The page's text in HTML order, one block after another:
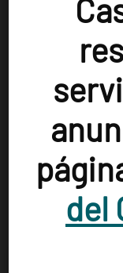
ilustradores.com)
Interesante reseña
ILUSTRADO POR
TALLO ESPINOSO
Ilustraciones :
Editor :
Nórdica
Acceso al
del